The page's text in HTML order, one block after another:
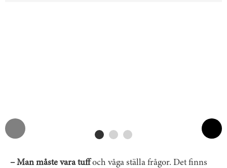
– Man måste vara tuffoch våga ställa frågor. Det finns